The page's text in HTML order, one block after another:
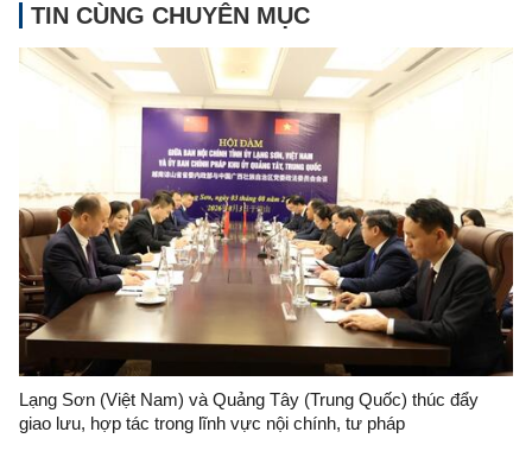
TIN CÙNG CHUYÊN MỤC
Lạng Sơn (Việt Nam) và Quảng Tây (Trung Quốc) thúc đẩy
giao lưu, hợp tác trong lĩnh vực nội chính, tư pháp